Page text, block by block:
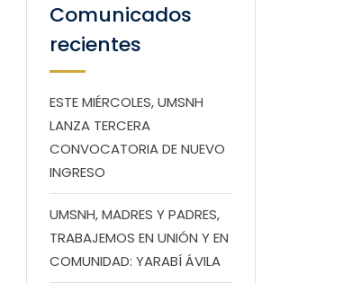
Comunicados
recientes
ESTE MIÉRCOLES, UMSNH
LANZA TERCERA
CONVOCATORIA DE NUEVO
INGRESO
UMSNH, MADRES Y PADRES,
TRABAJEMOS EN UNIÓN Y EN
COMUNIDAD: YARABÍ ÁVILA